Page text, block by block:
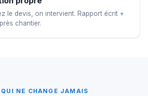
le devis, on intervient. Rapport écrit +
chantier.
QUI NE CHANGE JAMAIS